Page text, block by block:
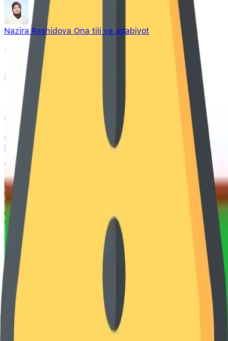
Nazira Rashidova Ona tili va adabiyot
Yangi kurslar
Barchasi
Akam bilan talaba bo‘ling
so'm/30
Pro ga obuna bo'lish
Bizning platforma — O‘zbekiston bo‘ylab abituriyentlar
uchun yaratilgan zamonaviy va qulay test tizimi bo‘lib,
turli fanlardan bilimlaringizni sinash, tayyorgarlik
darajangizni baholash va imtihonlarga samarali
tayyorlanishingizga yordam beradi.
Biz bilan bog'lanish
Tel
+998 99 146 79 70
+998 91 797 97 49
Manzil
Toshkent shahri, Ahmad Donish ko'chasi, 20A
100180
Ijtimoiy tarmoqlarimiz